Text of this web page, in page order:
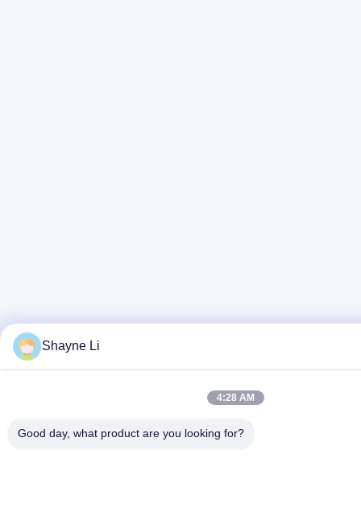
Shayne Li
4:28 AM
Good day, what product are you looking for?